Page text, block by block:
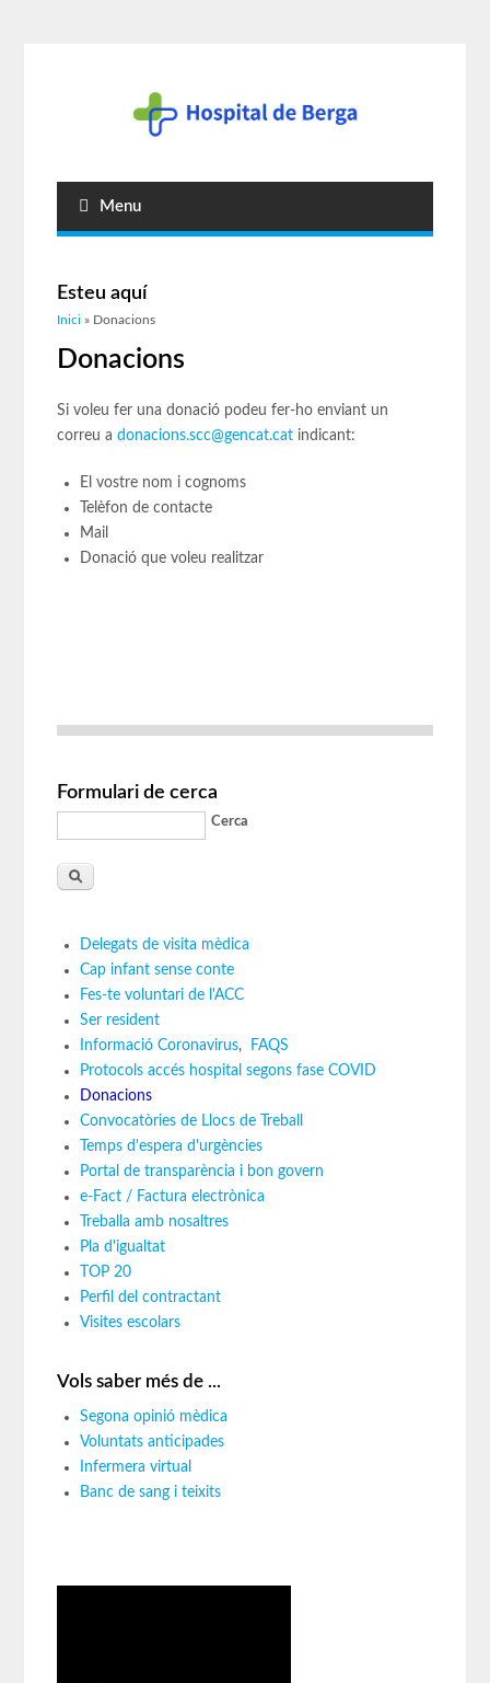
Menu
Esteu aquí
Inici » Donacions
Donacions
Si voleu fer una donació podeu fer-ho enviant un
correu adonacions.scc@gencat.cat indicant:
El vostre nom i cognoms
Telèfon de contacte
Mail
Donació que voleu realitzar
Formulari de cerca
Cerca
Delegats de visita mèdica
Cap infant sense conte
Fes-te voluntari de l'ACC
Ser resident
Informació Coronavirus,
FAQS
Protocols accés hospital segons fase COVID
Donacions
Convocatòries de Llocs de Treball
Temps d'espera d'urgències
Portal de transparència i bon govern
e-Fact / Factura electrònica
Treballa amb nosaltres
Pla d'igualtat
TOP 20
Perfil del contractant
Visites escolars
Vols saber més de ...
Segona opinió mèdica
Voluntats anticipades
Infermera virtual
Banc de sang i teixits